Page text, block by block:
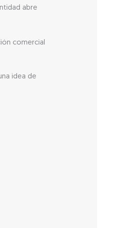
abre
comercial
idea de